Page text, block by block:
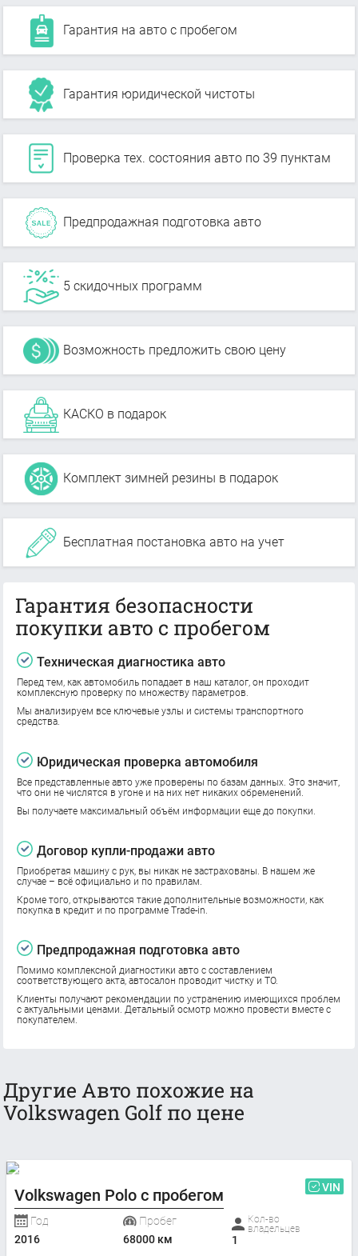
Гарантия на авто с пробегом
Гарантия юридической чистоты
Проверка тех. состояния авто по 39 пунктам
Предпродажная подготовка авто
5 скидочных программ
Возможность предложить свою цену
КАСКО в подарок
Комплект зимней резины в подарок
Бесплатная постановка авто на учет
Гарантия безопасности
покупки авто с пробегом
Техническая диагностика авто
Перед тем, как автомобиль попадает в наш каталог, он проходит
комплексную проверку по множеству параметров.
Мы анализируем все ключевые узлы и системы транспортного
средства.
Юридическая проверка автомобиля
Все представленные авто уже проверены по базам данных. Это значит,
что они не числятся в угоне и на них нет никаких обременений.
Вы получаете максимальный объём информации еще до покупки.
Договор купли-продажи авто
Приобретая машину с рук, вы никак не застрахованы. В нашем же
случае – всё официально и по правилам.
Кроме того, открываются такие дополнительные возможности, как
покупка в кредит и по программе Trade-in.
Предпродажная подготовка авто
Помимо комплексной диагностики авто с составлением
соответствующего акта, автосалон проводит чистку и ТО.
Клиенты получают рекомендации по устранению имеющихся проблем
с актуальными ценами. Детальный осмотр можно провести вместе с
покупателем.
Другие Авто похожие на
Volkswagen Golf по цене
Volkswagen Polo с пробегом VIN
Год
2016
Пробег
68000 км
Кол-во
владельцев
1